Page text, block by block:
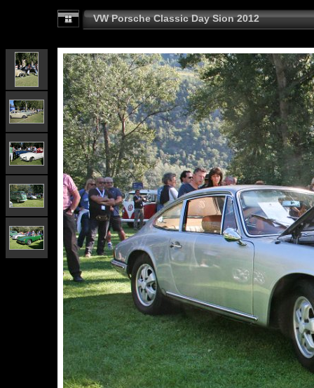
VW Porsche Classic Day Sion 2012